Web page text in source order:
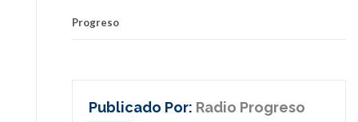
Progreso
Publicado Por: Radio Progreso